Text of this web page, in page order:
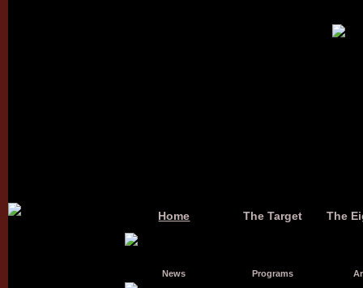
Home The Target The
News Programs